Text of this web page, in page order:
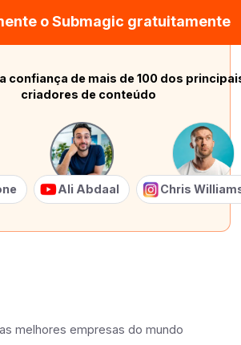
o Submagic gratuitamente
confiança de mais de 100 dos
criadores de conteúdo
Ali Abdaal Chris
melhores empresas do mundo